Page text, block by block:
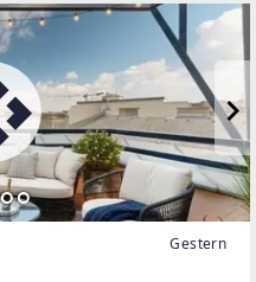
Gestern